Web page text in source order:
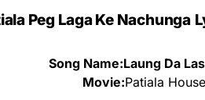
Peg Laga Ke Nachunga
Song Name:Laung Da
Movie:Patiala House